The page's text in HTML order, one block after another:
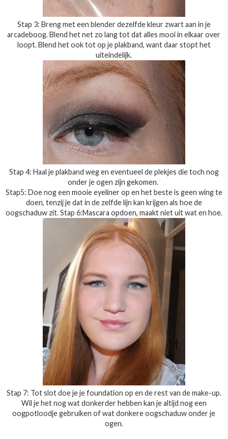
Stap 3: Breng met een blender dezelfde kleur zwart aan in je
arcadeboog. Blend het net zo lang tot dat alles mooi in elkaar over
loopt. Blend het ook tot op je plakband, want daar stopt het
uiteindelijk.
Stap 4: Haal je plakband weg en eventueel de plekjes die toch nog
onder je ogen zijn gekomen.
Stap5: Doe nog een mooie eyeliner op en het beste is geen wing te
doen, tenzij je dat in de zelfde lijn kan krijgen als hoe de
oogschaduw zit. Stap 6:Mascara opdoen, maakt niet uit wat en hoe.
Stap 7: Tot slot doe je je foundation op en de rest van de make-up.
Wil je het nog wat donkerder hebben kan je altijd nog een
oogpotloodje gebruiken of wat donkere oogschaduw onder je
ogen.